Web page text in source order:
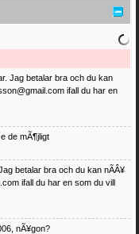
Jag betalar bra och du kan
ifall du har en
de mÃ¶jligt
betalar bra och du kan nÃÂ¥
ifall du har en som du vill
nÃ¥gon?